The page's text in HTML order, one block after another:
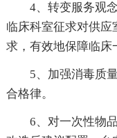
4、转变服务观念
临床科室征求对供
求，有效地保障临床
5、加强消毒质量
合格律。
6、对一次性物品